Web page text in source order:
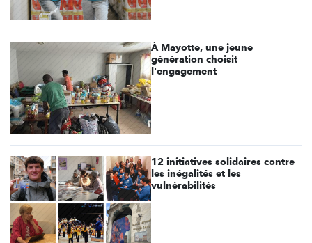
À Mayotte, une jeune
génération choisit
l'engagement
12 initiatives solidaires contre
les inégalités et les
vulnérabilités